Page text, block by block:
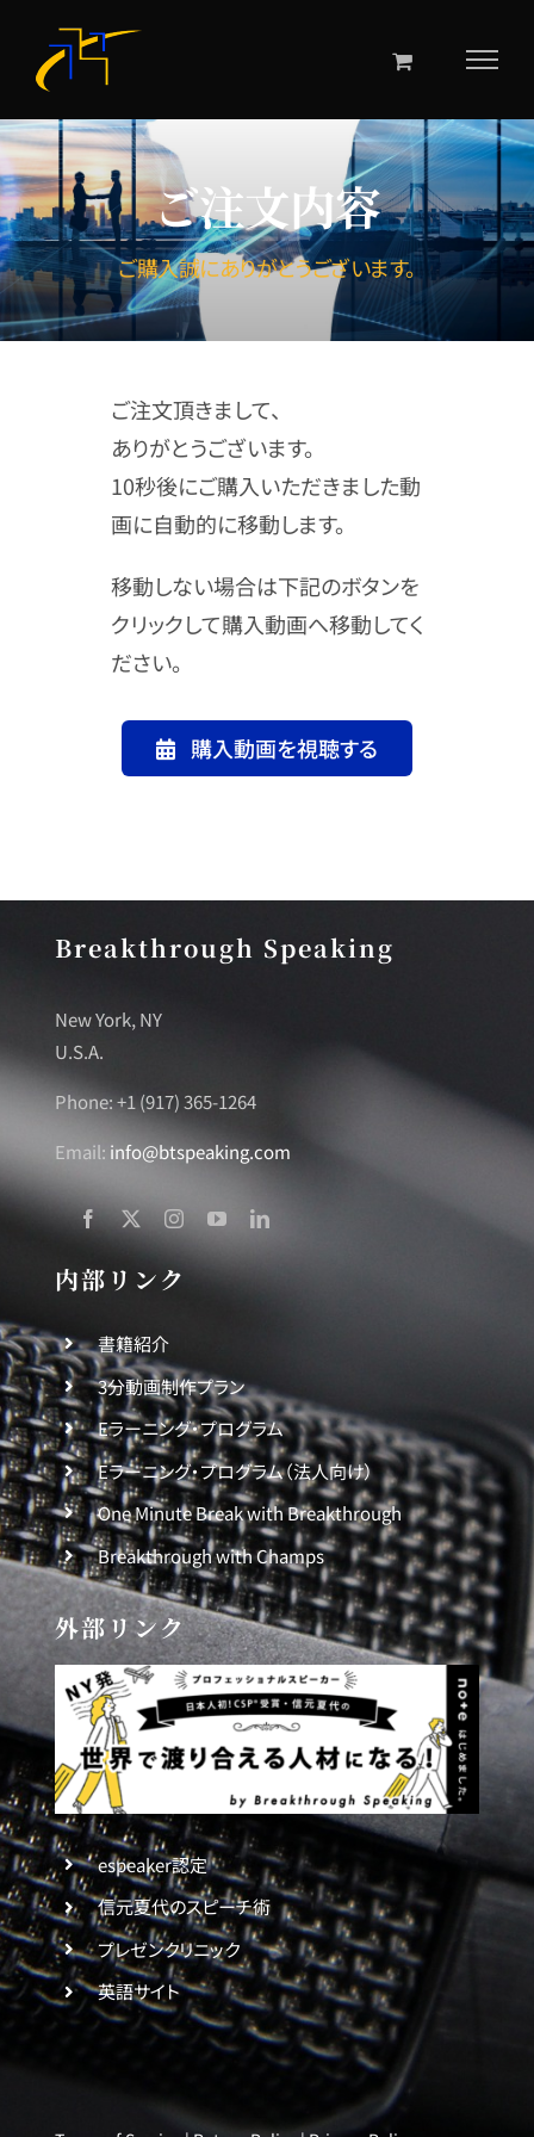
content
ご注文内容
ご購入誠にありがとうございます。
ご注文頂きまして、
ありがとうございます。
10秒後にご購入いただきました動
画に自動的に移動します。
移動しない場合は下記のボタンを
クリックして購入動画へ移動してく
ださい。
購入動画を視聴する
Breakthrough Speaking
New York, NY
U.S.A.
Phone: +1 (917) 365-1264
Email: info@btspeaking.com
内部リンク
書籍紹介
3分動画制作プラン
Eラーニング・プログラム
Eラーニング・プログラム（法人向け）
One Minute Break with Breakthrough
Breakthrough with Champs
外部リンク
espeaker認定
信元夏代のスピーチ術
プレゼンクリニック
英語サイト